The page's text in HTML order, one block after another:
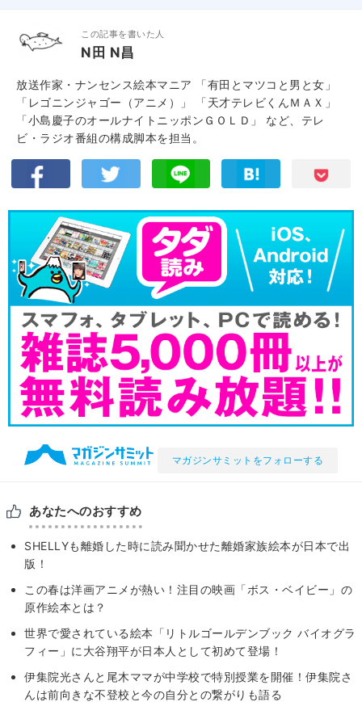
この記事を書いた人
N田 N昌
放送作家・ナンセンス絵本マニア 「有田とマツコと男と女」
「レゴニンジャゴー（アニメ）」 「天才テレビくんＭＡＸ」
「小島慶子のオールナイトニッポンＧＯＬＤ」 など、テレ
ビ・ラジオ番組の構成脚本を担当。
マガジンサミットをフォローする
あなたへのおすすめ
SHELLYも離婚した時に読み聞かせた離婚家族絵本が日本で出
版！
この春は洋画アニメが熱い！注目の映画「ボス・ベイビー」の
原作絵本とは？
世界で愛されている絵本「リトルゴールデンブック バイオグラ
フィー」に大谷翔平が日本人として初めて登場！
伊集院光さんと尾木ママが中学校で特別授業を開催！伊集院さ
んは前向きな不登校と今の自分との繋がりも語る